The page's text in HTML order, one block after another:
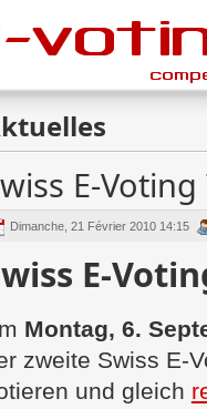
E-
Dimanche, 21 Février 2010 14:15
E-
Montag, 6.
zweite Swiss E-
und gleich